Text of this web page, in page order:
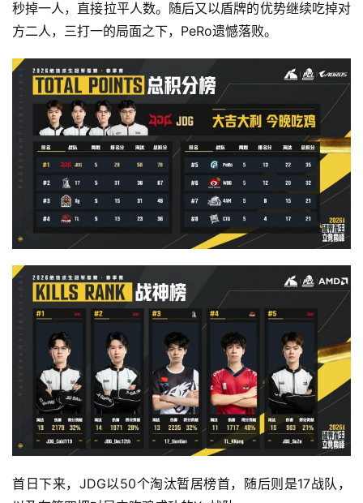
秒掉一人，直接拉平人数。随后又以盾牌的优势继续吃掉对
方二人，三打一的局面之下，PeRo遗憾落败。
首日下来，JDG以50个淘汰暂居榜首，随后则是17战队，